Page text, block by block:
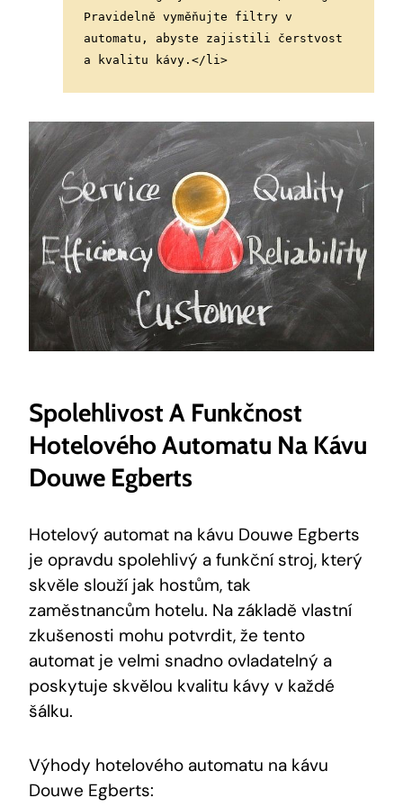
Pravidelně vyměňujte filtry v
automatu, abyste zajistili čerstvost
a kvalitu kávy.</li>
Spolehlivost A Funkčnost
Hotelového Automatu Na Kávu
Douwe Egberts
Hotelový automat na kávu Douwe Egberts
je opravdu spolehlivý a funkční stroj, který
skvěle slouží jak hostům, tak
zaměstnancům hotelu. Na základě vlastní
zkušenosti mohu potvrdit, že tento
automat je velmi snadno ovladatelný a
poskytuje skvělou kvalitu kávy v každé
šálku.
Výhody hotelového automatu na kávu
Douwe Egberts: